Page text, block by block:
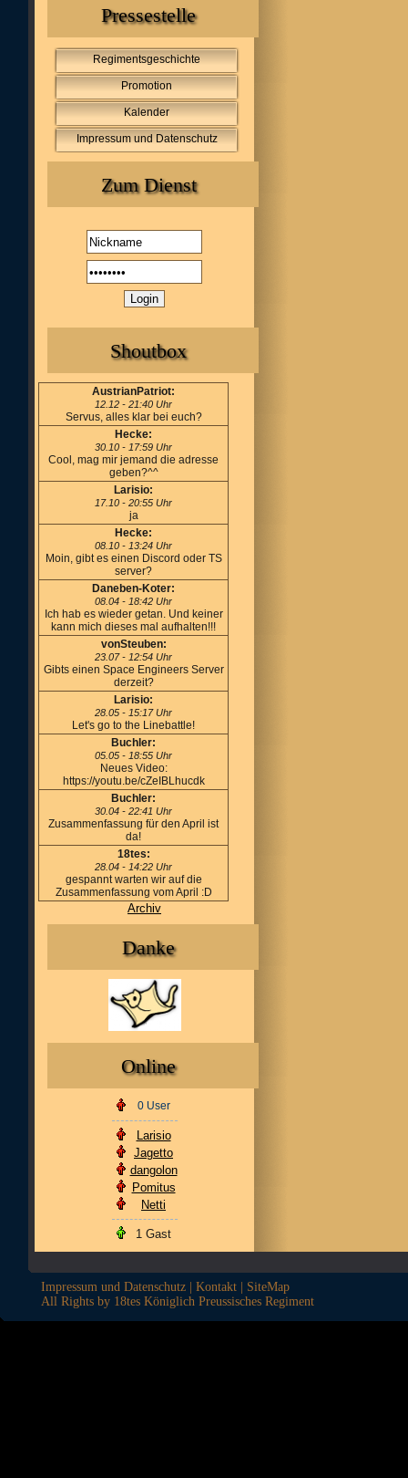
Pressestelle
Regimentsgeschichte
Promotion
Kalender
Impressum und Datenschutz
Zum Dienst
Shoutbox
AustrianPatriot:
12.12 - 21:40 Uhr
Servus, alles klar bei euch?
Hecke:
30.10 - 17:59 Uhr
Cool, mag mir jemand die adresse
geben?^^
Larisio:
17.10 - 20:55 Uhr
ja
Hecke:
08.10 - 13:24 Uhr
Moin, gibt es einen Discord oder TS
server?
Daneben-Koter:
08.04 - 18:42 Uhr
Ich hab es wieder getan. Und keiner
kann mich dieses mal aufhalten!!!
vonSteuben:
23.07 - 12:54 Uhr
Gibts einen Space Engineers Server
derzeit?
Larisio:
28.05 - 15:17 Uhr
Let's go to the Linebattle!
Buchler:
05.05 - 18:55 Uhr
Neues Video:
https://youtu.be/cZeIBLhucdk
Buchler:
30.04 - 22:41 Uhr
Zusammenfassung für den April ist
da!
18tes:
28.04 - 14:22 Uhr
gespannt warten wir auf die
Zusammenfassung vom April :D
Archiv
Danke
Online
0 User
Larisio
Jagetto
dangolon
Pomitus
Netti
1 Gast
Impressum und Datenschutz Kontakt
SiteMap
All Rights by 18tes Königlich Preussisches Regiment